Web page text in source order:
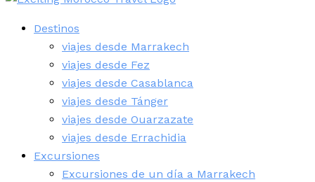
Destinos
viajes desde Marrakech
viajes desde Fez
viajes desde Casablanca
viajes desde Tánger
viajes desde Ouarzazate
viajes desde Errachidia
Excursiones
Excursiones de un día a Marrakech